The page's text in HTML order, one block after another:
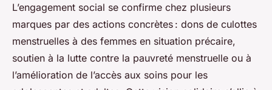
L’engagement social se confirme chez plusieurs
marques par des actions concrètes : dons de culottes
menstruelles à des femmes en situation précaire,
soutien à la lutte contre la pauvreté menstruelle ou à
l’amélioration de l’accès aux soins pour les